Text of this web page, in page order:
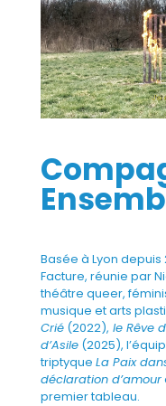
Basée à Lyon
Facture, réunie par
théâtre queer,
musique et arts
Crié(2022), le Rêve
d’Asile(2025),
triptyque La Paix
déclaration d’amour
premier tableau.